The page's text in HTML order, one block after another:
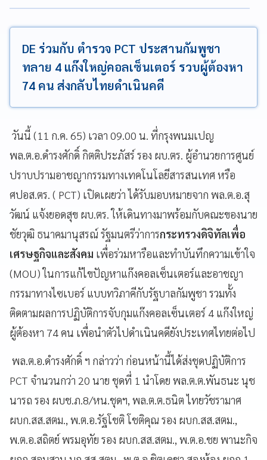
DE ร่วมกับ ตำรวจ PCT ประสานกัมพูชา
ทลาย 4 แก๊งใหญ่คอลเซ็นเตอร์ รวบผู้ต้องหา
74 คน ส่งกลับไทยดำเนินคดี
วันนี้ (11 ก.ค. 65) เวลา 09.00 น. ที่กรุงพนมเปญ
พล.ต.อ.ดำรงศักดิ์ กิตติประภัสร์ รอง ผบ.ตร. ผู้อำนวยการศูนย์
ปราบปรามอาชญากรรมทางเทคโนโลยีสารสนเทศ หรือ
ศปอส.ตร. ( PCT) เปิดเผยว่า ​ได้รับมอบหมายจาก พล.ต.อ.สุ
วัฒน์ แจ้งยอดสุข ผบ.ตร. ให้เดินทางมาพร้อมกับคณะของนาย
ชัยวุฒิ ธนาคมานุสรณ์ รัฐมนตรีว่าการกระทรวงดิจิทัลเพื่อ
เศรษฐกิจและสังคม เพื่อร่วมหารือและทำบันทึกความเข้าใจ
(MOU) ในการแก้ไขปัญหาแก๊งคอลเซ็นเตอร์และอาชญา
กรรมาทางไซเบอร์ แบบทวิภาคีกับรัฐบาลกัมพูชา รวมทั้ง
ติดตามผลการปฏิบัติการจับกุมแก๊งคอลเซ็นเตอร์ 4 แก๊งใหญ่
ผู้ต้องหา 74 คน เพื่อนำตัวไปดำเนินคดียังประเทศไทยต่อไป
พล.ต.อ.ดำรงศักดิ์ ฯ กล่าวว่า ก่อนหน้านี้ได้ส่งชุดปฏิบัติการ
PCT จำนวนกว่า 20 นาย ชุดที่ 1 นำโดย พล.ต.ต.พันธนะ นุช
นารถ รอง ผบช.ภ.8/หน.ชุดฯ, พล.ต.ต.ธนิต ไทยวัชรามาศ
ผบก.สส.สตม., พ.ต.อ.รัฐโชติ โชติคุณ รอง ผบก.สส.สตม.,
พ.ต.อ.สถิตย์ พรมอุทัย รอง ผบก.สส.สตม., พ.ต.อ.ชย พานะกิจ